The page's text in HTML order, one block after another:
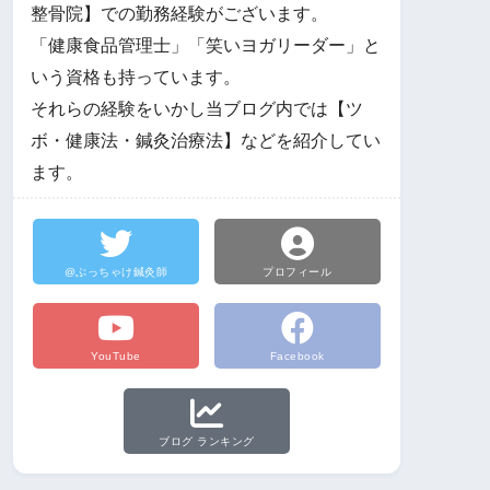
整骨院】での勤務経験がございます。
「健康食品管理士」「笑いヨガリーダー」と
いう資格も持っています。
それらの経験をいかし当ブログ内では【ツ
ボ・健康法・鍼灸治療法】などを紹介してい
ます。
@ぶっちゃけ鍼灸師 プロフィール
YouTube Facebook
ブログ ランキング